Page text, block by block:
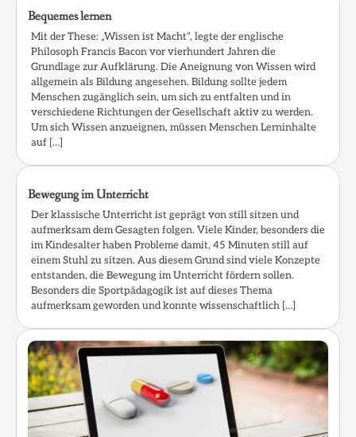
Bequemes lernen
Mit der These: „Wissen ist Macht“, legte der englische
Philosoph Francis Bacon vor vierhundert Jahren die
Grundlage zur Aufklärung. Die Aneignung von Wissen wird
allgemein als Bildung angesehen. Bildung sollte jedem
Menschen zugänglich sein, um sich zu entfalten und in
verschiedene Richtungen der Gesellschaft aktiv zu werden.
Um sich Wissen anzueignen, müssen Menschen Lerninhalte
auf […]
Bewegung im Unterricht
Der klassische Unterricht ist geprägt von still sitzen und
aufmerksam dem Gesagten folgen. Viele Kinder, besonders die
im Kindesalter haben Probleme damit, 45 Minuten still auf
einem Stuhl zu sitzen. Aus diesem Grund sind viele Konzepte
entstanden, die Bewegung im Unterricht fördern sollen.
Besonders die Sportpädagogik ist auf dieses Thema
aufmerksam geworden und konnte wissenschaftlich […]